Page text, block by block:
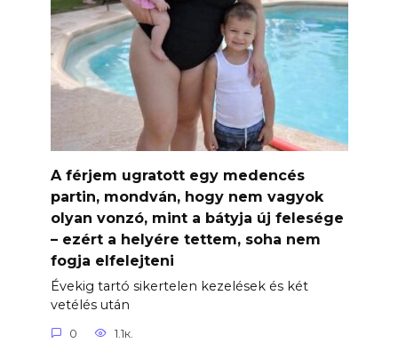
A férjem ugratott egy medencés
partin, mondván, hogy nem vagyok
olyan vonzó, mint a bátyja új felesége
– ezért a helyére tettem, soha nem
fogja elfelejteni
Évekig tartó sikertelen kezelések és két
vetélés után
0 1.1к.